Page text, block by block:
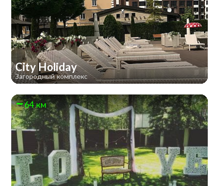
City Holiday
Загородный комплекс
64 км